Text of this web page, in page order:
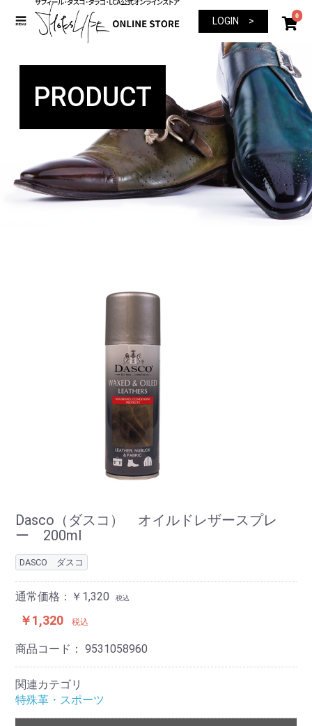
LOGIN > 0
PRODUCT
Dasco（ダスコ） オイルドレザースプレ
ー 200ml
DASCO ダスコ
通常価格：￥1,320 税込
￥1,320 税込
商品コード：9531058960
関連カテゴリ
特殊革・スポーツ